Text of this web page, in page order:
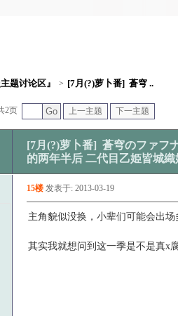
主题讨论区』 > [7月(?)萝卜番] 蒼穹 ..
2页 Go 上一主题 下一主题
[7月(?)萝卜番] 蒼穹のファフ
的两年半后 二代目乙姫皆城織
15楼 发表于: 2013-03-19
主角貌似没换，小辈们可能会出
其实我就想问到这一季是不是真x